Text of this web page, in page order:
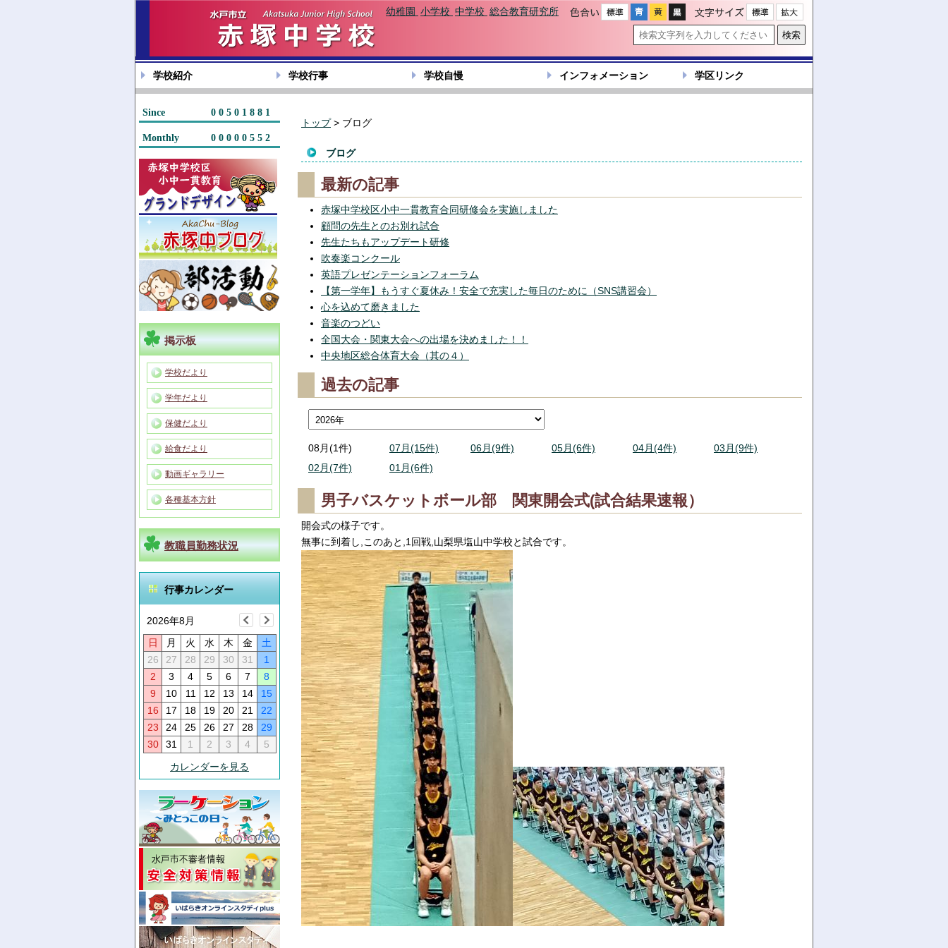
色合い 文字サイズ
幼稚園 小学校 中学校 総合教育研究所
学校紹介 学校行事 学校自慢 インフォメーション 学区リンク
Since 00501881
Monthly 00000552
掲示板
学校だより
学年だより
保健だより
給食だより
動画ギャラリー
各種基本方針
教職員勤務状況
行事カレンダー
2026年8月
日 月 火 水 木 金
土
26
27 28 29 30 31
1
2
3 4 5 6 7
8
9
10 11 12 13 14
15
16
17 18 19 20 21
22
23
24 25 26 27 28
29
30
31 1 2 3 4
5
カレンダーを見る
トップ> ブログ
ブログ
最新の記事
赤塚中学校区小中一貫教育合同研修会を実施しました
顧問の先生とのお別れ試合
先生たちもアップデート研修
吹奏楽コンクール
英語プレゼンテーションフォーラム
【第一学年】もうすぐ夏休み！安全で充実した毎日のために（SNS講習会）
心を込めて磨きました
音楽のつどい
全国大会・関東大会への出場を決めました！！
中央地区総合体育大会（其の４）
過去の記事
08月(1件) 07月(15件) 06月(9件) 05月(6件) 04月(4件)
03月(9件)
02月(7件)
01月(6件)
男子バスケットボール部 関東開会式(試合結果速報）
開会式の様子です。
無事に到着し,このあと,1回戦,山梨県塩山中学校と試合です。